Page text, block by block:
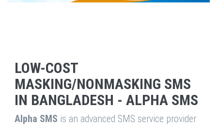
LOW-COST
MASKING/NONMASKING SMS
IN BANGLADESH - ALPHA SMS
Alpha SMS is an advanced SMS service provider